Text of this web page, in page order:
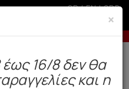
GR|EN|SRB
άνω των 100€
σε 3-5 εργάσιμες.
×
έως 16/8 δεν θα
και η